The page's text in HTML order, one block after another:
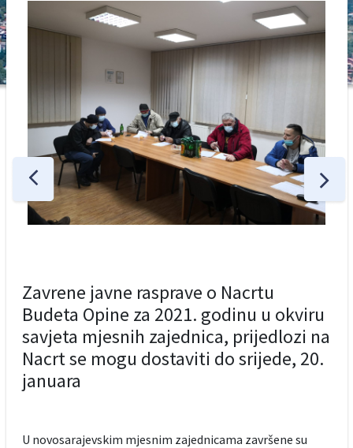
Zavrene javne rasprave o Nacrtu
Budeta Opine za 2021. godinu u okviru
savjeta mjesnih zajednica, prijedlozi na
Nacrt se mogu dostaviti do srijede, 20.
januara
U novosarajevskim mjesnim zajednicama završene su